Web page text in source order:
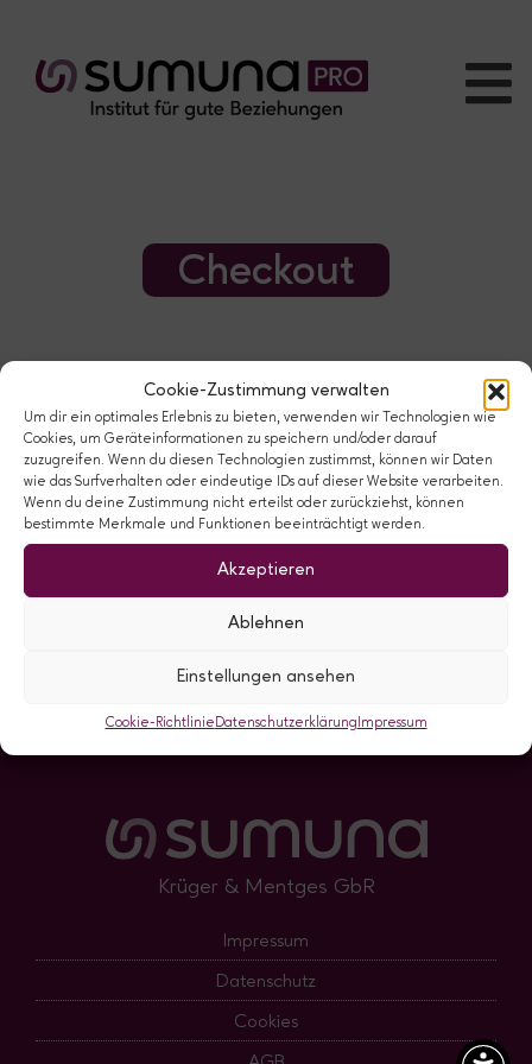
Cookie-Zustimmung verwalten
Um dir ein optimales Erlebnis zu bieten, verwenden wir Technologien wie
Cookies, um Geräteinformationen zu speichern und/oder darauf
zuzugreifen. Wenn du diesen Technologien zustimmst, können wir Daten
wie das Surfverhalten oder eindeutige IDs auf dieser Website verarbeiten.
Wenn du deine Zustimmung nicht erteilst oder zurückziehst, können
bestimmte Merkmale und Funktionen beeinträchtigt werden.
Akzeptieren
Ablehnen
Einstellungen ansehen
Cookie-Richtlinie Datenschutzerklärung Impressum
Checkout
[fluent_cart_checkout]
Krüger & Mentges GbR
Impressum
Datenschutz
Cookies